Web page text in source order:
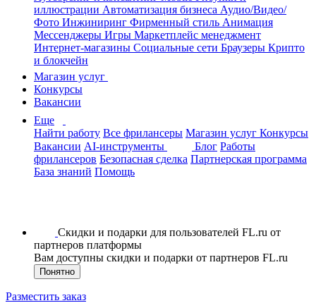
иллюстрации Автоматизация бизнеса Аудио/Видео/
Фото Инжиниринг Фирменный стиль Анимация
Мессенджеры Игры Маркетплейс менеджмент
Интернет-магазины Социальные сети Браузеры Крипто
и блокчейн
Магазин услуг
Конкурсы
Вакансии
Еще
Найти работу Все фрилансеры Магазин услуг Конкурсы
Вакансии AI-инструменты Блог Работы
фрилансеров Безопасная сделка Партнерская программа
База знаний Помощь
Скидки и подарки для пользователей FL.ru от
партнеров платформы
Вам доступны скидки и подарки от партнеров FL.ru
Понятно
Разместить заказ